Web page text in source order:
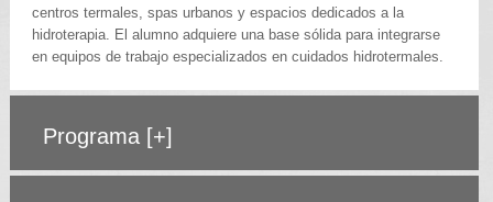
centros termales, spas urbanos y espacios dedicados a la
hidroterapia. El alumno adquiere una base sólida para integrarse
en equipos de trabajo especializados en cuidados hidrotermales.
Programa [+]